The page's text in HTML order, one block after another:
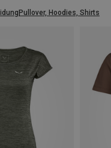
Pullover, Hoodies, Shirts